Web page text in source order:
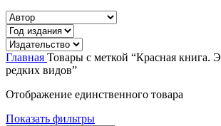
Главная Товары с меткой “Красная книга.
редких видов”
Отображение единственного товара
Показать фильтры